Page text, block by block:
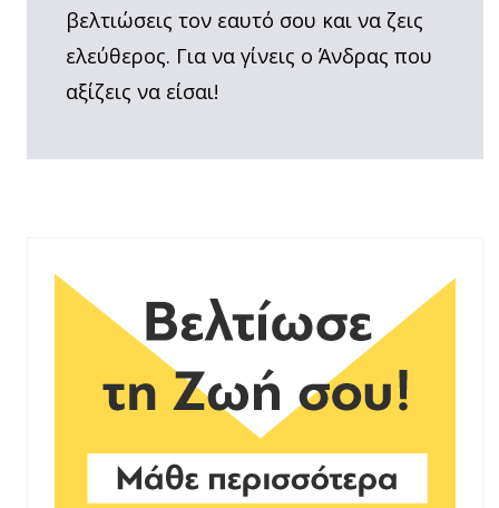
βελτιώσεις τον εαυτό σου και να ζεις
ελεύθερος. Για να γίνεις ο Άνδρας που
αξίζεις να είσαι!